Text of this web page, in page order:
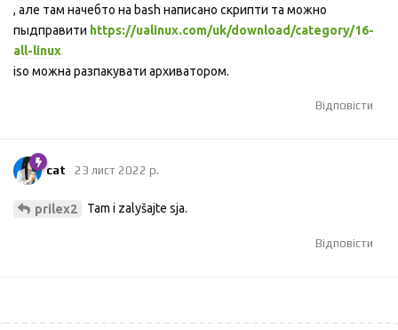
, але там начебто на bash написано скрипти та можно
пыдправити https://ualinux.com/uk/download/category/16-
all-linux
iso можна разпакувати архиватором.
Відповісти
cat 23 лист 2022 р.
prilex2 Tam i zalyšajte sja.
Відповісти